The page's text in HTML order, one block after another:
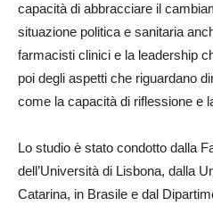
capacità di abbracciare il
situazione politica e sanitaria
farmacisti clinici e la leadership
poi degli aspetti che riguardano
come la capacità di riflessione e
Lo studio è stato condotto dalla
dell’Università di Lisbona, dalla
Catarina, in Brasile e dal